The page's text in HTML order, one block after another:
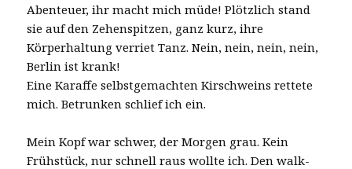
Abenteuer, ihr macht mich müde! Plötzlich stand
sie auf den Zehenspitzen, ganz kurz, ihre
Körperhaltung verriet Tanz. Nein, nein, nein, nein,
Berlin ist krank!
Eine Karaffe selbstgemachten Kirschweins rettete
mich. Betrunken schlief ich ein.
Mein Kopf war schwer, der Morgen grau. Kein
Frühstück, nur schnell raus wollte ich. Den walk-